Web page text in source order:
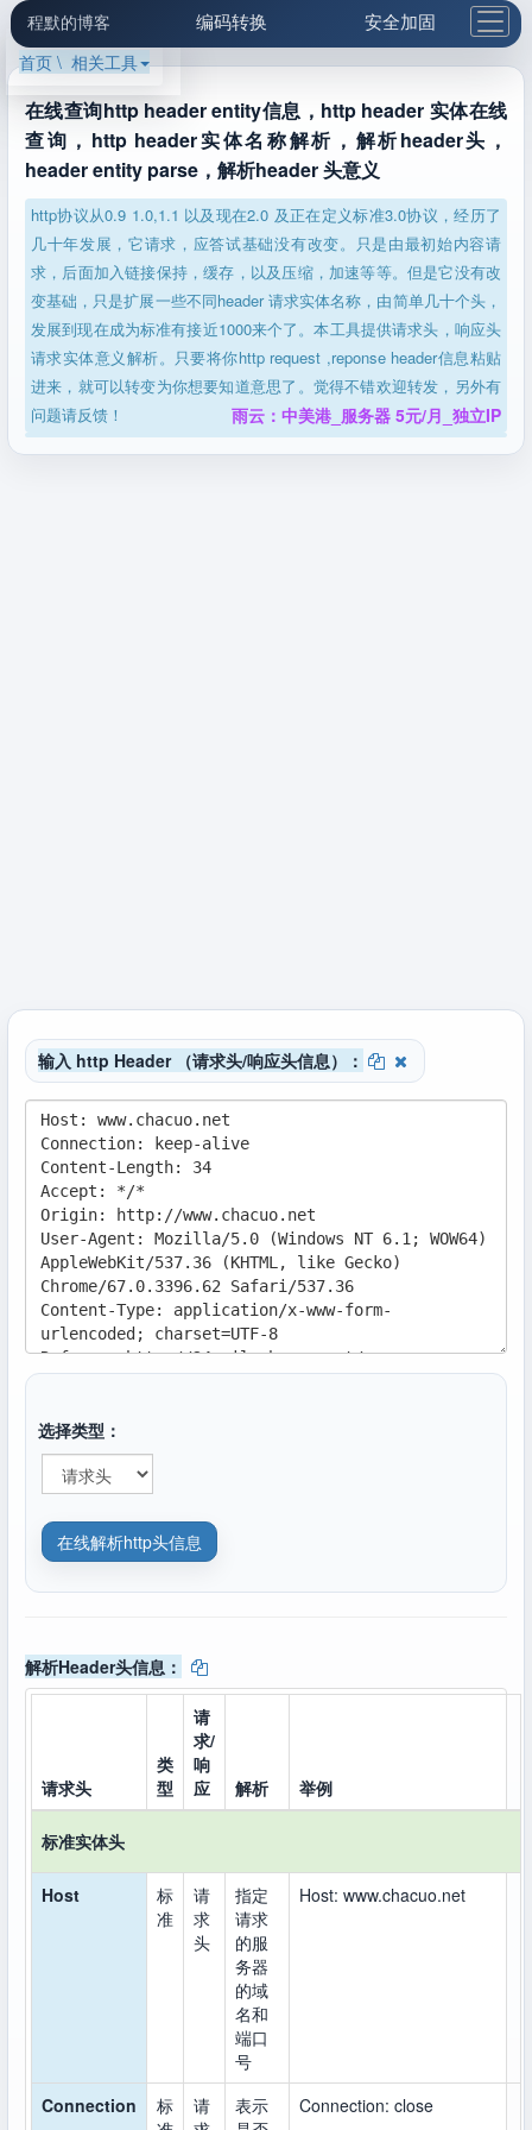
程默的博客 编码转换
安全加固
格式化与前端
网络工具
IP与域名
邮件工具
生活便民 更多工具
5.1支付宝大红包
首页 \ 相关工具
在线查询http header entity信息，http header 实体在线
查询，http header实体名称解析，解析header头，
header entity parse，解析header 头意义
http协议从0.9 1.0,1.1 以及现在2.0 及正在定义标准3.0协议，经历了
几十年发展，它请求，应答试基础没有改变。只是由最初始内容请
求，后面加入链接保持，缓存，以及压缩，加速等等。但是它没有改
变基础，只是扩展一些不同header 请求实体名称，由简单几十个头，
发展到现在成为标准有接近1000来个了。本工具提供请求头，响应头
请求实体意义解析。只要将你http request ,reponse header信息粘贴
进来，就可以转变为你想要知道意思了。觉得不错欢迎转发，另外有
问题请反馈！
雨云：中美港_服务器 5元/月_独立IP
输入 http Header （请求头/响应头信息）：
选择类型：
解析Header头信息：
请求头
类
型
请
求/
响
应
解析 举例
标准实体头
Host
标
准
请
求
头
指定
请求
的服
务器
的域
名和
端口
号
Host: www.chacuo.net
Connection
标
请
表示
Connection: close